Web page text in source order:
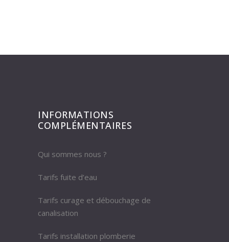
INFORMATIONS
COMPLÉMENTAIRES
Qui sommes nous ?
Tarifs fuite d’eau
Tarifs curage et débouchage de
canalisation
Tarifs installation plomberie